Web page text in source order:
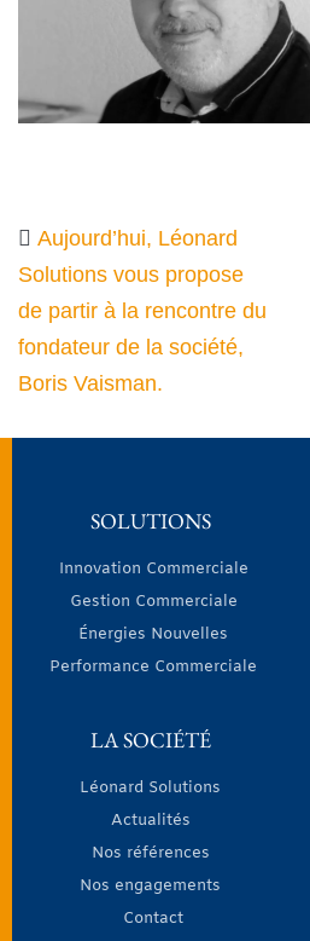
Aujourd’hui, Léonard
Solutions vous propose
de partir à la rencontre du
fondateur de la société,
Boris Vaisman.
SOLUTIONS
Innovation Commerciale
Gestion Commerciale
Énergies Nouvelles
Performance Commerciale
LA SOCIÉTÉ
Léonard Solutions
Actualités
Nos références
Nos engagements
Contact